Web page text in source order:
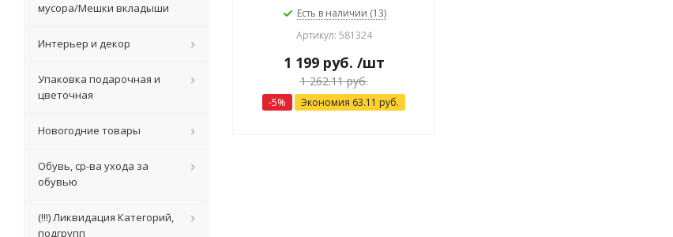
Есть в наличии (13)
Артикул: 581324
1 199руб. /шт
1 262.11руб.
-5% Экономия 63.11 руб.
мусора/Мешки вкладыши
Интерьер и декор
Упаковка подарочная и
цветочная
Новогодние товары
Обувь, ср-ва ухода за
обувью
(!!!) Ликвидация Категорий,
подгрупп